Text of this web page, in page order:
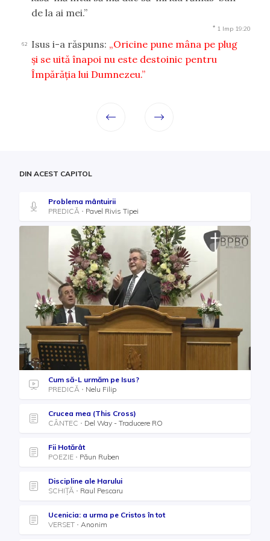
de la ai mei.”
* 1 Imp 19:20
62 Isus i-a răspuns: „Oricine pune mâna pe plug
şi se uită înapoi nu este destoinic pentru
Împărăţia lui Dumnezeu.”
DIN ACEST CAPITOL
Problema mântuirii
PREDICĂ
Pavel Rivis Tipei
Cum să-L urmăm pe Isus?
PREDICĂ
Nelu Filip
Crucea mea (This Cross)
CÂNTEC
Del Way - Traducere RO
Fii Hotărât
POEZIE
Păun Ruben
Discipline ale Harului
SCHIȚĂ
Raul Pescaru
Ucenicia: a urma pe Cristos în tot
VERSET
Anonim